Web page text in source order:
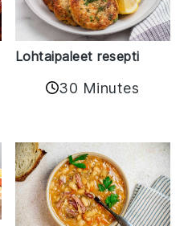
Lohtaipaleet resepti
30 Minutes